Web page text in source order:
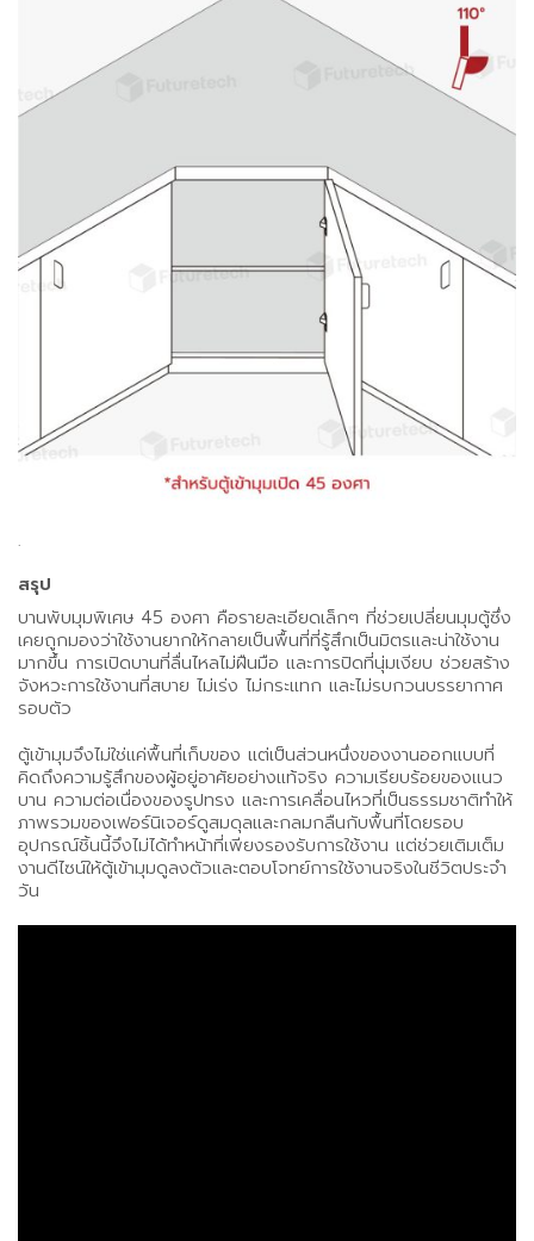
.
สรุป
บานพับมุมพิเศษ 45 องศา คือรายละเอียดเล็กๆ ที่ช่วยเปลี่ยนมุมตู้ซึ่ง
เคยถูกมองว่าใช้งานยากให้กลายเป็นพื้นที่ที่รู้สึกเป็นมิตรและน่าใช้งาน
มากขึ้น การเปิดบานที่ลื่นไหลไม่ฝืนมือ และการปิดที่นุ่มเงียบ ช่วยสร้าง
จังหวะการใช้งานที่สบาย ไม่เร่ง ไม่กระแทก และไม่รบกวนบรรยากาศ
รอบตัว
ตู้เข้ามุมจึงไม่ใช่แค่พื้นที่เก็บของ แต่เป็นส่วนหนึ่งของงานออกแบบที่
คิดถึงความรู้สึกของผู้อยู่อาศัยอย่างแท้จริง ความเรียบร้อยของแนว
บาน ความต่อเนื่องของรูปทรง และการเคลื่อนไหวที่เป็นธรรมชาติทำให้
ภาพรวมของเฟอร์นิเจอร์ดูสมดุลและกลมกลืนกับพื้นที่โดยรอบ
อุปกรณ์ชิ้นนี้จึงไม่ได้ทำหน้าที่เพียงรองรับการใช้งาน แต่ช่วยเติมเต็ม
งานดีไซน์ให้ตู้เข้ามุมดูลงตัวและตอบโจทย์การใช้งานจริงในชีวิตประจำ
วัน